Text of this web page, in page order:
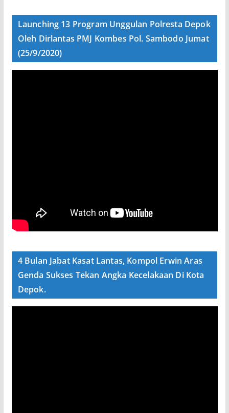
Launching 13 Program Unggulan Polresta Depok
Oleh Dirlantas PMJ Kombes Pol. Sambodo Jumat
(25/9/2020)
4 Bulan Jabat Kasat Lantas, Kompol Erwin Aras
Genda Sukses Tekan Angka Kecelakaan Di Kota
Depok.